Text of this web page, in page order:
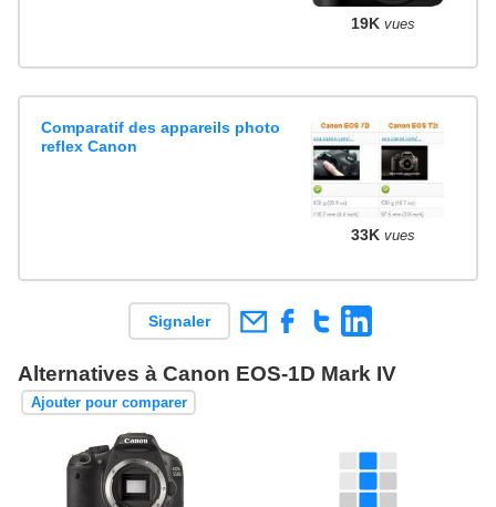
19K vues
Comparatif des appareils photo
reflex Canon
33K vues
Signaler
Alternatives à Canon EOS-1D Mark IV
Ajouter pour comparer